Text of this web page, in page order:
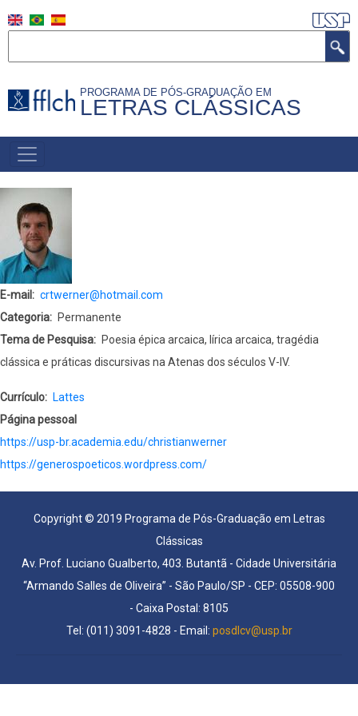
para
principal
PROGRAMA DE PÓS-GRADUAÇÃO EM
LETRAS CLÁSSICAS
NAVEGAÇÃO
PRINCIPAL
(PORTUGUÊS)
E-mail
crtwerner@hotmail.com
Categoria
Permanente
Tema de Pesquisa
Poesia épica arcaica, lírica arcaica, tragédia
clássica e práticas discursivas na Atenas dos séculos V-IV.
Currículo
Lattes
Página pessoal
https://usp-br.academia.edu/christianwerner
https://generospoeticos.wordpress.com/
Copyright © 2019 Programa de Pós-Graduação em Letras
Clássicas
Av. Prof. Luciano Gualberto, 403. Butantã - Cidade Universitária
“Armando Salles de Oliveira” - São Paulo/SP - CEP: 05508-900
- Caixa Postal: 8105
Tel: (011) 3091-4828 - Email: posdlcv@usp.br